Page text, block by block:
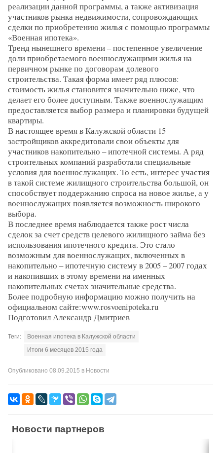
реализации данной программы, а также активизация
участников рынка недвижимости, сопровождающих
сделки по приобретению жилья с помощью программы
«Военная ипотека».
Тренд нынешнего времени – постепенное увеличение
доли приобретаемого военнослужащими жилья на
первичном рынке по договорам долевого
строительства. Такая форма имеет ряд плюсов:
стоимость жилья становится значительно ниже, что
делает его более доступным. Также военнослужащим
предоставляется выбор размера и планировки будущей
квартиры.
В настоящее время в Калужской области 15
застройщиков аккредитовали свои объекты для
участников накопительно – ипотечной системы. А ряд
строительных компаний разработали специальные
условия для военнослужащих. То есть, интерес участия
в такой системе жилищного строительства большой, он
способствует поддержанию спроса на новое жилье, а у
военнослужащих появляется возможность широкого
выбора.
В последнее время наблюдается также рост числа
сделок за счет средств целевого жилищного займа без
использования ипотечного кредита. Это стало
возможным для военнослужащих, включенных в
накопительно – ипотечную систему в 2005 – 2007 годах
и накопивших в этому времени на именных
накопительных счетах значительные средства.
Более подробную информацию можно получить на
официальном сайте:www.rosvoenipoteka.ru
Подготовил Александр Дмитриев
Теги:
Военная ипотека в Калужской области
Итоги 6 месяцев 2015 года
Опубликовано 08.09.2015 в Новости
Новости партнеров